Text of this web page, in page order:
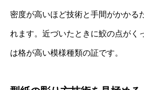
密度が高いほど技術と手間がかかる
れます。近づいたときに鮫の点がく
は格が高い模様種類の証です。